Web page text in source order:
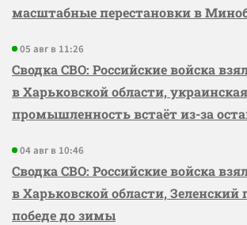
масштабные перестановки в
05 авг в 11:26
Сводка СВО: Российские войска
в Харьковской области, украинская
промышленность встаёт из-за
04 авг в 10:46
Сводка СВО: Российские войска
в Харьковской области, Зеленский
победе до зимы